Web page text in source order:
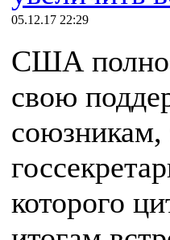
05.12.17 22:29
США
свою
союзникам,
которого